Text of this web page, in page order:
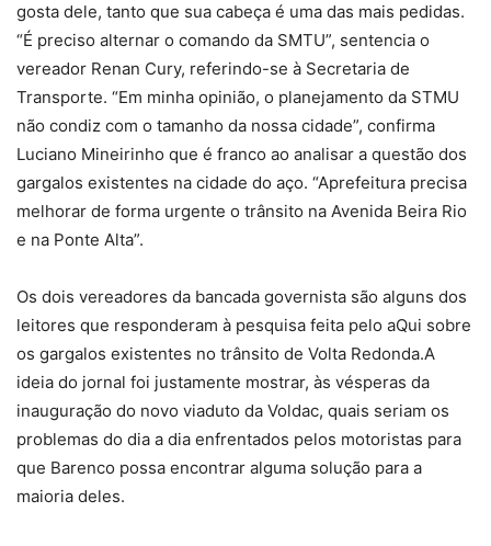
gosta dele, tanto que sua cabeça é uma das mais pedidas.
“É preciso alternar o comando da SMTU”, sentencia o
vereador Renan Cury, referindo-se à Secretaria de
Transporte. “Em minha opinião, o planejamento da STMU
não condiz com o tamanho da nossa cidade”, confirma
Luciano Mineirinho que é franco ao analisar a questão dos
gargalos existentes na cidade do aço. “Aprefeitura precisa
melhorar de forma urgente o trânsito na Avenida Beira Rio
e na Ponte Alta”.
Os dois vereadores da bancada governista são alguns dos
leitores que responderam à pesquisa feita pelo aQui sobre
os gargalos existentes no trânsito de Volta Redonda.A
ideia do jornal foi justamente mostrar, às vésperas da
inauguração do novo viaduto da Voldac, quais seriam os
problemas do dia a dia enfrentados pelos motoristas para
que Barenco possa encontrar alguma solução para a
maioria deles.